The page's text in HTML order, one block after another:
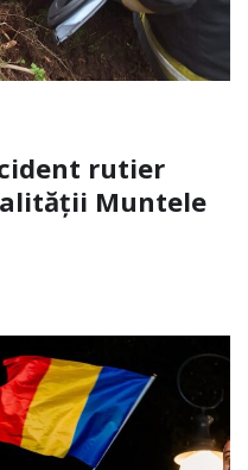
rutier
Muntele